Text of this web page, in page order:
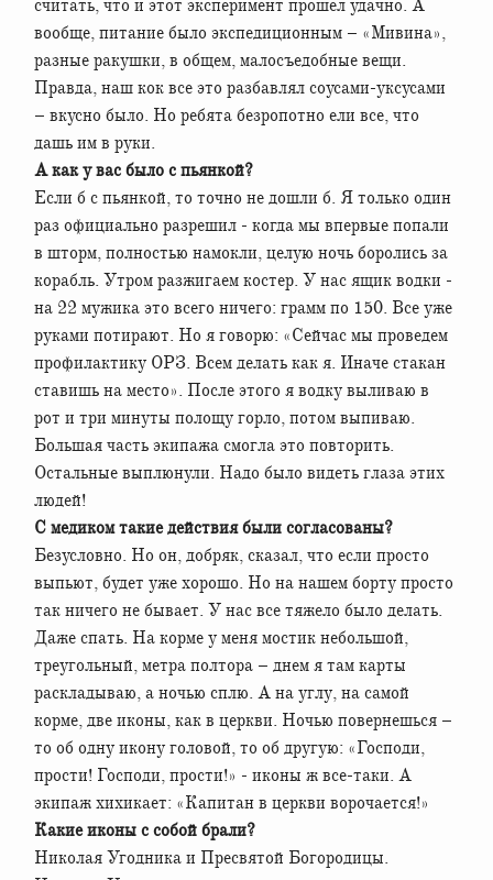
считать, что и этот эксперимент прошел удачно. А
вообще, питание было экспедиционным – «Мивина»,
разные ракушки, в общем, малосъедобные вещи.
Правда, наш кок все это разбавлял соусами-уксусами
– вкусно было. Но ребята безропотно ели все, что
дашь им в руки.
А как у вас было с пьянкой?
Если б с пьянкой, то точно не дошли б. Я только один
раз официально разрешил - когда мы впервые попали
в шторм, полностью намокли, целую ночь боролись за
корабль. Утром разжигаем костер. У нас ящик водки -
на 22 мужика это всего ничего: грамм по 150. Все уже
руками потирают. Но я говорю: «Сейчас мы проведем
профилактику ОРЗ. Всем делать как я. Иначе стакан
ставишь на место». После этого я водку выливаю в
рот и три минуты полощу горло, потом выпиваю.
Большая часть экипажа смогла это повторить.
Остальные выплюнули. Надо было видеть глаза этих
людей!
С медиком такие действия были согласованы?
Безусловно. Но он, добряк, сказал, что если просто
выпьют, будет уже хорошо. Но на нашем борту просто
так ничего не бывает. У нас все тяжело было делать.
Даже спать. На корме у меня мостик небольшой,
треугольный, метра полтора – днем я там карты
раскладываю, а ночью сплю. А на углу, на самой
корме, две иконы, как в церкви. Ночью повернешься –
то об одну икону головой, то об другую: «Господи,
прости! Господи, прости!» - иконы ж все-таки. А
экипаж хихикает: «Капитан в церкви ворочается!»
Какие иконы с собой брали?
Николая Угодника и Пресвятой Богородицы.